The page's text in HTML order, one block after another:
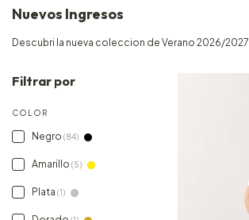
Nuevos Ingresos
Descubri la nueva coleccion de Verano 2026/2027
Filtrar por
COLOR
Negro (84)
Amarillo (5)
Plata (1)